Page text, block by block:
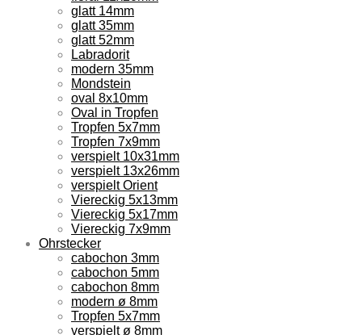
glatt 14mm
glatt 35mm
glatt 52mm
Labradorit
modern 35mm
Mondstein
oval 8x10mm
Oval in Tropfen
Tropfen 5x7mm
Tropfen 7x9mm
verspielt 10x31mm
verspielt 13x26mm
verspielt Orient
Viereckig 5x13mm
Viereckig 5x17mm
Viereckig 7x9mm
Ohrstecker
cabochon 3mm
cabochon 5mm
cabochon 8mm
modern ø 8mm
Tropfen 5x7mm
verspielt ø 8mm